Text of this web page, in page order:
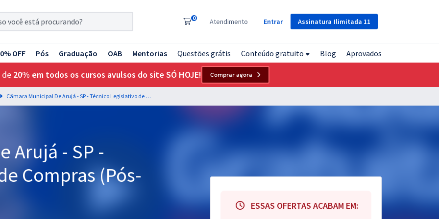
Assinatura Ilimitada 11
0 Atendimento Entrar
OFF Pós Graduação OAB Mentorias Questões grátis Conteúdo gratuito Blog Aprovados
de 20% em todos os cursos avulsos do site SÓ HOJE! Comprar agora
Câmara Municipal De Arujá - SP - Técnico Legislativo de Compras (Pós-Edital)
Arujá - SP -
Compras (Pós-
ESSAS OFERTAS ACABAM EM: